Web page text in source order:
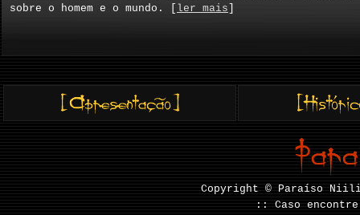
sobre o homem e o mundo. [ ler mais
Copyright © Paraíso
:: Caso